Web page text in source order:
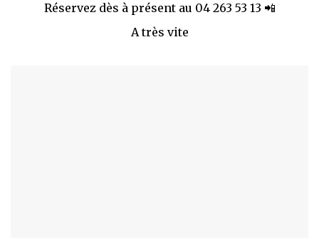
Réservez dès à présent au 04 263 53 13 📲
A très vite